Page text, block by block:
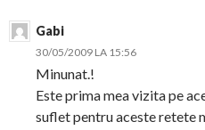
Gabi
30/05/2009 LA 15:56
Minunat.!
Este prima mea vizita pe
suflet pentru aceste retete